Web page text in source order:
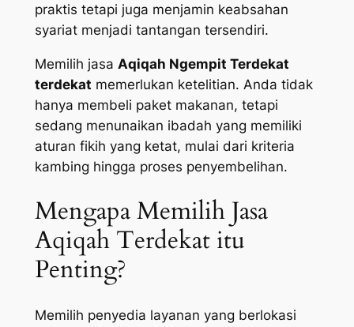
praktis tetapi juga menjamin keabsahan
syariat menjadi tantangan tersendiri.
Memilih jasa Aqiqah Ngempit Terdekat
terdekat memerlukan ketelitian. Anda tidak
hanya membeli paket makanan, tetapi
sedang menunaikan ibadah yang memiliki
aturan fikih yang ketat, mulai dari kriteria
kambing hingga proses penyembelihan.
Mengapa Memilih Jasa
Aqiqah Terdekat itu
Penting?
Memilih penyedia layanan yang berlokasi